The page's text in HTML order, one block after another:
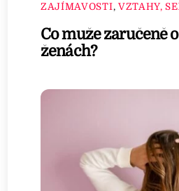
ZAJÍMAVOSTI, VZTAHY,
Co muže zaručeně
ženách?